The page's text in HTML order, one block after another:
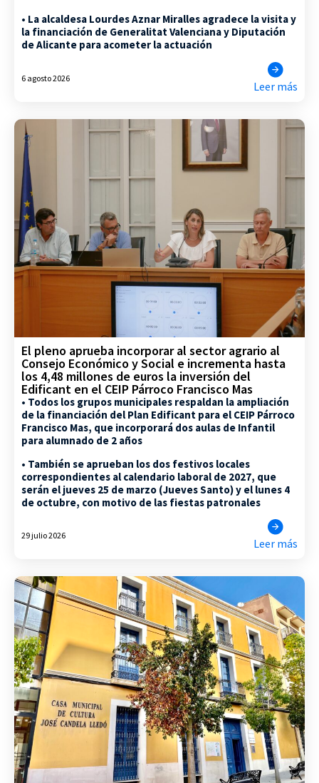
• La alcaldesa Lourdes Aznar Miralles agradece la visita y
la financiación de Generalitat Valenciana y Diputación
de Alicante para acometer la actuación
6 agosto 2026
Leer más
El pleno aprueba incorporar al sector agrario al
Consejo Económico y Social e incrementa hasta
los 4,48 millones de euros la inversión del
Edificant en el CEIP Párroco Francisco Mas
• Todos los grupos municipales respaldan la ampliación
de la financiación del Plan Edificant para el CEIP Párroco
Francisco Mas, que incorporará dos aulas de Infantil
para alumnado de 2 años
• También se aprueban los dos festivos locales
correspondientes al calendario laboral de 2027, que
serán el jueves 25 de marzo (Jueves Santo) y el lunes 4
de octubre, con motivo de las fiestas patronales
29 julio 2026
Leer más